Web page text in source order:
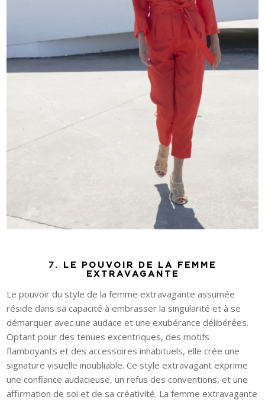
7.
LE POUVOIR DE LA FEMME
EXTRAVAGANTE
Le pouvoir du style de la femme extravagante assumée
réside dans sa capacité à embrasser la singularité et à se
démarquer avec une audace et une exubérance délibérées.
Optant pour des tenues excentriques, des motifs
flamboyants et des accessoires inhabituels, elle crée une
signature visuelle inoubliable. Ce style extravagant exprime
une confiance audacieuse, un refus des conventions, et une
affirmation de soi et de sa créativité. La femme extravagante